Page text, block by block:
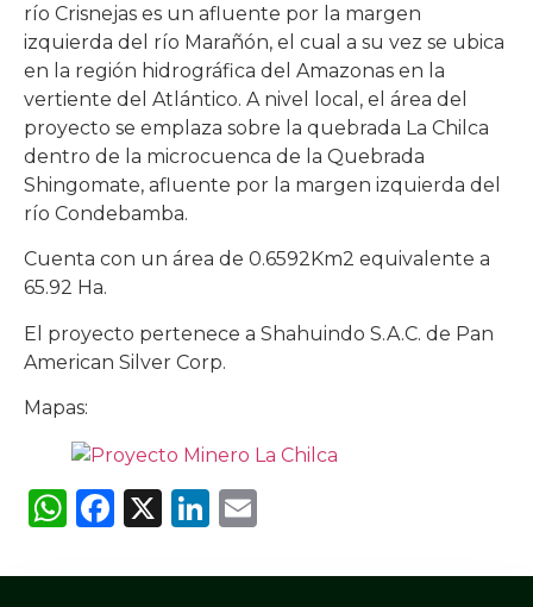
río Crisnejas es un afluente por la margen
izquierda del río Marañón, el cual a su vez se ubica
en la región hidrográfica del Amazonas en la
vertiente del Atlántico. A nivel local, el área del
proyecto se emplaza sobre la quebrada La Chilca
dentro de la microcuenca de la Quebrada
Shingomate, afluente por la margen izquierda del
río Condebamba.
Cuenta con un área de 0.6592Km2 equivalente a
65.92 Ha.
El proyecto pertenece a Shahuindo S.A.C. de Pan
American Silver Corp.
Mapas:
WhatsApp
Facebook
X LinkedIn